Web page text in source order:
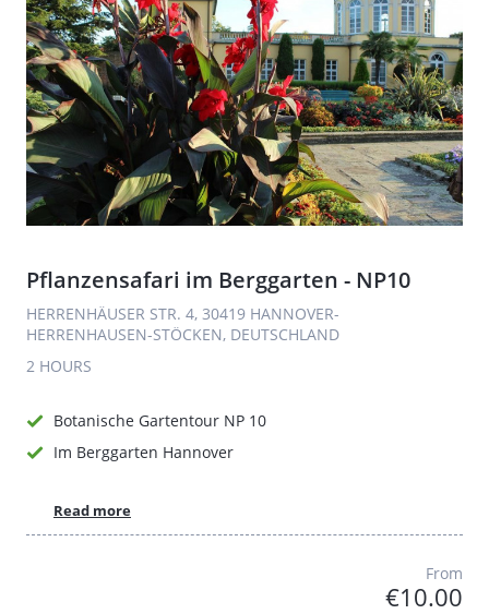
Pflanzensafari im Berggarten - NP10
HERRENHÄUSER STR. 4, 30419 HANNOVER-
HERRENHAUSEN-STÖCKEN, DEUTSCHLAND
2 HOURS
Botanische Gartentour NP 10
Im Berggarten Hannover
Read more
From
€10.00